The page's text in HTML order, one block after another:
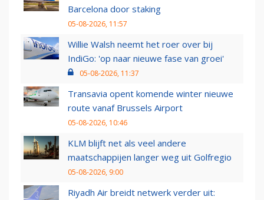
Barcelona door staking
05-08-2026, 11:57
Willie Walsh neemt het roer over bij
IndiGo: 'op naar nieuwe fase van groei'
05-08-2026, 11:37
Transavia opent komende winter nieuwe
route vanaf Brussels Airport
05-08-2026, 10:46
KLM blijft net als veel andere
maatschappijen langer weg uit Golfregio
05-08-2026, 9:00
Riyadh Air breidt netwerk verder uit: